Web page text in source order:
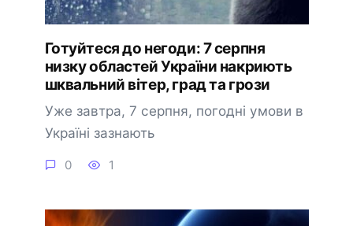
Готуйтеся до негоди: 7 серпня
низку областей України накриють
шквальний вітер, град та грози
Уже завтра, 7 серпня, погодні умови в
Україні зазнають
0 1